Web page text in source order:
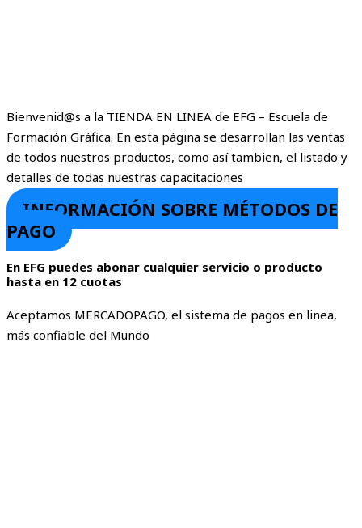
Bienvenid@s a la TIENDA EN LINEA de EFG – Escuela de
Formación Gráfica. En esta página se desarrollan las ventas
de todos nuestros productos, como así tambien, el listado y
detalles de todas nuestras capacitaciones
INFORMACIÓN SOBRE MÉTODOS DE
PAGO
En EFG puedes abonar cualquier servicio o producto
hasta en 12 cuotas
Aceptamos MERCADOPAGO, el sistema de pagos en linea,
más confiable del Mundo